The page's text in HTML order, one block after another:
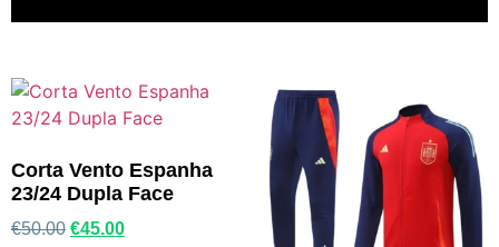
Corta Vento Espanha
23/24 Dupla Face
€50.00 €45.00